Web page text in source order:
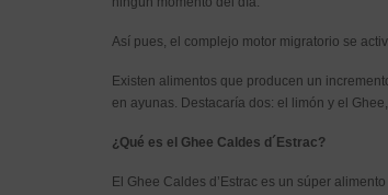
Así pues, el complejo motor migratorio se
Existen alimentos que producen un
en ayunas. Destacaría dos: el limón y el Ghee,
¿Qué es el Ghee Caldes d´Estrac?
El Ghee Caldes d’Estrac es un súper